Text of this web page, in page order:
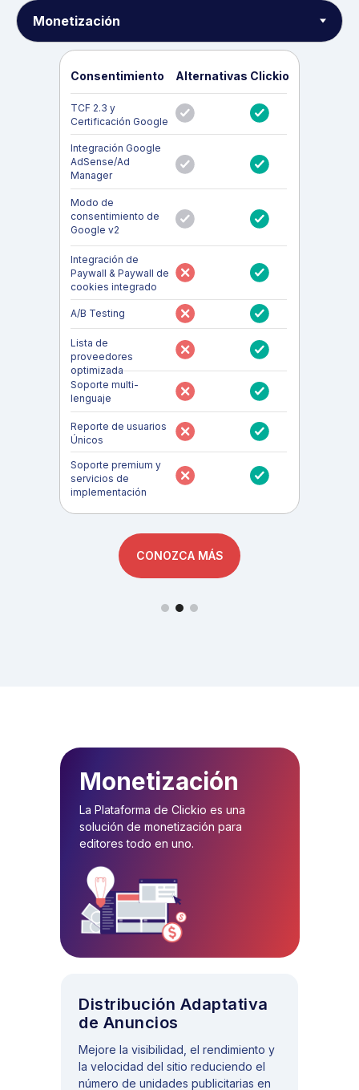
Consentimiento Alternativas Clickio
TCF 2.3 y
Certificación Google
Integración Google
AdSense/Ad
Manager
Modo de
consentimiento de
Google v2
Integración de
Paywall & Paywall de
cookies integrado
A/B Testing
Soporte multi-
lenguaje
Lista de
proveedores
optimizada
Reporte de usuarios
Únicos
Soporte premium y
servicios de
implementación
CONOZCA MÁS
Monetización
La Plataforma de Clickio es una
solución de monetización para
editores todo en uno.
Mejore la visibilidad, el rendimiento y
la velocidad del sitio reduciendo el
número de unidades publicitarias en
Distribución Adaptativa
de Anuncios